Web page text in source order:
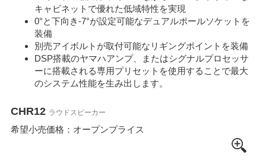
キャビネットで優れた低域特性を実現
0°と下向き-7°が設定可能なデュアルポールソケットを
装備
別売アイボルトが取付可能なリギングポイントを装備
DSP搭載のヤマハアンプ、またはシグナルプロセッサ
ーに搭載される専用プリセットを使用することで最大
のシステム性能を生み出します。
CHR12 ラウドスピーカー
希望小売価格：オープンプライス